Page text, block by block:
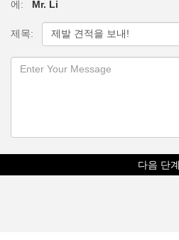
에: Mr. Li
제목:
다음 단계